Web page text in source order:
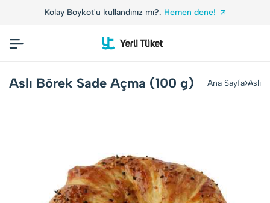
Kolay Boykot'u kullandınız mı?. Hemen dene!
Aslı Börek Sade Açma (100 g) Ana Sayfa Aslı